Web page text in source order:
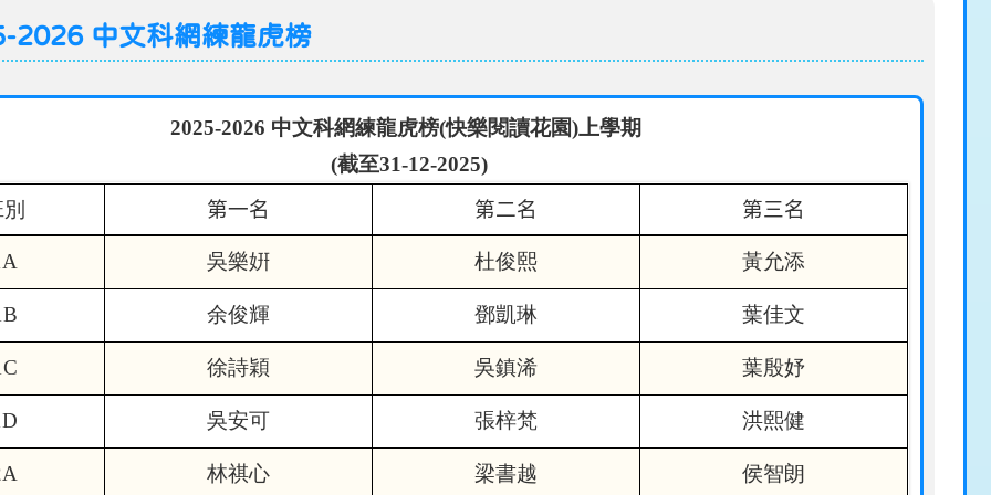
2026 中文科網練龍虎榜
2025-2026 中文科網練龍虎榜(快樂閱讀花園)上學期
(截至31-12-2025)
第一名 第二名 第三名
吳樂姸 杜俊熙 黃允添
余俊輝 鄧凱琳 葉佳文
徐詩穎 吳鎮浠 葉殷妤
吳安可 張梓梵 洪熙健
林祺心 梁書越 侯智朗